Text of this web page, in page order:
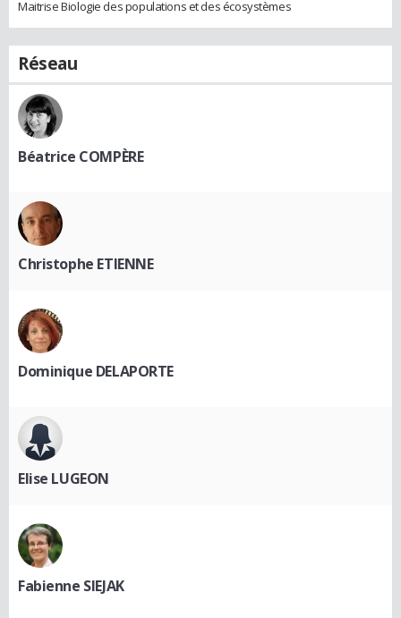
Maitrise Biologie des populations et des écosystèmes
Réseau
Béatrice COMPÈRE
Christophe ETIENNE
Dominique DELAPORTE
Elise LUGEON
Fabienne SIEJAK